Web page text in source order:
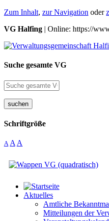
Zum Inhalt, zur Navigation oder
VG Halfing | Online: https://
Suche gesamte VG
suchen
Schriftgröße
A A A
Aktuelles
Amtliche
Mitteilungen der